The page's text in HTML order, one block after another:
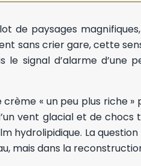
de paysages
sans crier gare, cette
signal d’alarme d’une
« un peu plus riche
vent glacial et de
hydrolipidique. La
mais dans la